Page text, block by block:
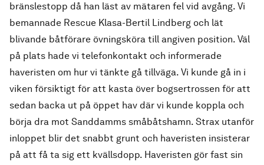
bränslestopp då han läst av mätaren fel vid avgång. Vi
bemannade Rescue Klasa-Bertil Lindberg och lät
blivande båtförare övningsköra till angiven position. Väl
på plats hade vi telefonkontakt och informerade
haveristen om hur vi tänkte gå tillväga. Vi kunde gå in i
viken försiktigt för att kasta över bogsertrossen för att
sedan backa ut på öppet hav där vi kunde koppla och
börja dra mot Sanddamms småbåtshamn. Strax utanför
inloppet blir det snabbt grunt och haveristen insisterar
på att få ta sig ett kvällsdopp. Haveristen gör fast sin